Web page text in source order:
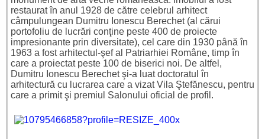
restaurat în anul 1928 de către celebrul arhitect
câmpulungean Dumitru Ionescu Berechet (al cărui
portofoliu de lucrări conţine peste 400 de proiecte
impresionante prin diversitate), cel care din 1930 până în
1963 a fost arhitectul-şef al Patriarhiei Române, timp în
care a proiectat peste 100 de biserici noi. De altfel,
Dumitru Ionescu Berechet şi-a luat doctoratul în
arhitectură cu lucrarea care a vizat Vila Ştefănescu, pentru
care a primit şi premiul Salonului oficial de profil.